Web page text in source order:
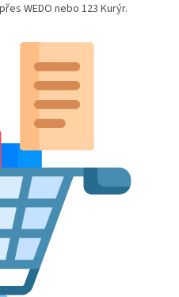
WEDO nebo 123 Kurýr.